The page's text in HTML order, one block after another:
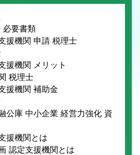
必要書類
援機関 申請 税理士
援機関 メリット
税理士
援機関 補助金
公庫 中小企業 経営力強化 資
援機関とは
認定支援機関とは